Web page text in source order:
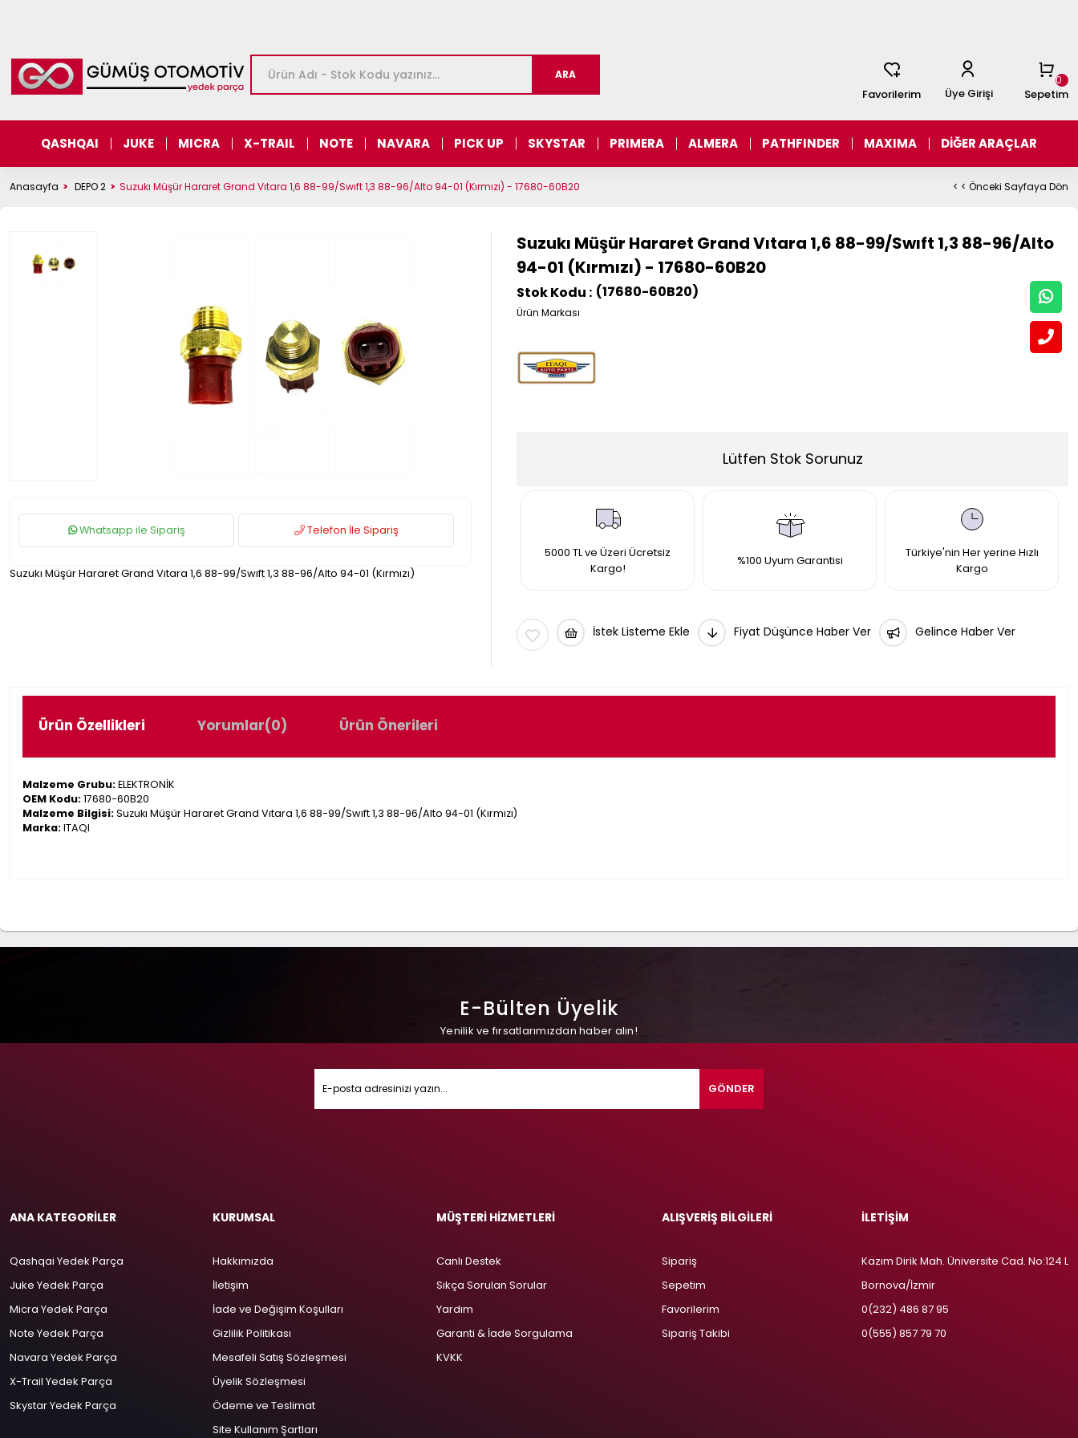
Sepetim
0
Favorilerim
Üye Girişi
QASHQAI JUKE MICRA X-TRAIL NOTE NAVARA PICK UP SKYSTAR PRIMERA ALMERA PATHFINDER MAXIMA DİĞER ARAÇLAR
Anasayfa DEPO 2 Suzukı Müşür Hararet Grand Vıtara 1,6 88-99/Swıft 1,3 88-96/Alto 94-01 (Kırmızı) - 17680-60B20 < < Önceki Sayfaya Dön
Whatsapp ile Sipariş Telefon İle Sipariş
Suzukı Müşür Hararet Grand Vıtara 1,6 88-99/Swıft 1,3 88-96/Alto 94-01 (Kırmızı)
Suzukı Müşür Hararet Grand Vıtara 1,6 88-99/Swıft 1,3 88-96/Alto
94-01 (Kırmızı) - 17680-60B20
(17680-60B20)
Lütfen Stok Sorunuz
5000 TL ve Üzeri Ücretsiz
Kargo!
%100 Uyum Garantisi
Türkiye'nin Her yerine Hızlı
Kargo
İstek Listeme Ekle Fiyat Düşünce Haber Ver Gelince Haber Ver
Ürün Özellikleri Yorumlar(0) Ürün Önerileri
Malzeme Grubu:ELEKTRONİK
OEM Kodu:17680-60B20
Malzeme Bilgisi:Suzukı Müşür Hararet Grand Vıtara 1,6 88-99/Swıft 1,3 88-96/Alto 94-01 (Kırmızı)
Marka:ITAQI
E-Bülten Üyelik
Yenilik ve fırsatlarımızdan haber alın!
GÖNDER
ANA KATEGORİLER
Qashqai Yedek Parça
Juke Yedek Parça
Micra Yedek Parça
Note Yedek Parça
Navara Yedek Parça
X-Trail Yedek Parça
Skystar Yedek Parça
KURUMSAL
Hakkımızda
İletişim
İade ve Değişim Koşulları
Gizlilik Politikası
Mesafeli Satış Sözleşmesi
Üyelik Sözleşmesi
Ödeme ve Teslimat
Site Kullanım Şartları
MÜŞTERİ HİZMETLERİ
Canlı Destek
Sıkça Sorulan Sorular
Yardım
Garanti & İade Sorgulama
KVKK
ALIŞVERİŞ BİLGİLERİ
Sipariş
Sepetim
Favorilerim
Sipariş Takibi
İLETİŞİM
Kazım Dirik Mah. Üniversite Cad. No:124 L
Bornova/İzmir
0(232) 486 87 95
0(555) 857 79 70